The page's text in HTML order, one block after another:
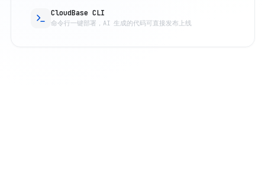
CloudBase CLI
命令行一键部署，AI 生成的代码可直接发布上线